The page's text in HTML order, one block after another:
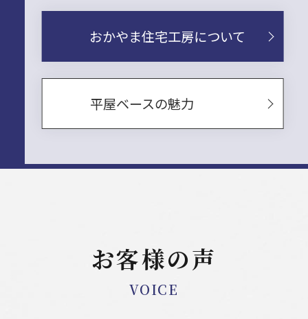
おかやま住宅工房について
平屋ベースの魅力
お客様の声
VOICE